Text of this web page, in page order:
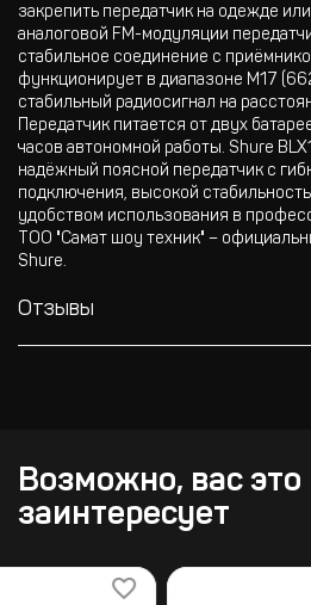
закрепить передатчик на одежде
аналоговой FM-модуляции
стабильное соединение с
функционирует в диапазоне M17
стабильный радиосигнал на
Передатчик питается от двух
часов автономной работы. Shure
надёжный поясной передатчик с
подключения, высокой
удобством использования в
ТОО "Самат шоу техник" –
Shure.
Отзывы
Возможно, вас это
заинтересует